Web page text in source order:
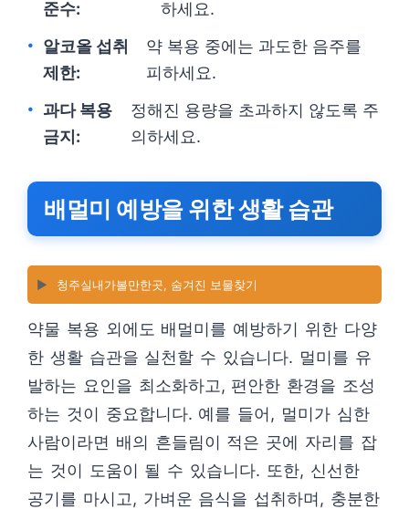
준수:
하세요.
알코올 섭취
제한:
약 복용 중에는 과도한 음주를
피하세요.
과다 복용
금지:
정해진 용량을 초과하지 않도록 주
의하세요.
배멀미 예방을 위한 생활 습관
▶️ 청주실내가볼만한곳, 숨겨진 보물찾기
약물 복용 외에도 배멀미를 예방하기 위한 다양
한 생활 습관을 실천할 수 있습니다. 멀미를 유
발하는 요인을 최소화하고, 편안한 환경을 조성
하는 것이 중요합니다. 예를 들어, 멀미가 심한
사람이라면 배의 흔들림이 적은 곳에 자리를 잡
는 것이 도움이 될 수 있습니다. 또한, 신선한
공기를 마시고, 가벼운 음식을 섭취하며, 충분한